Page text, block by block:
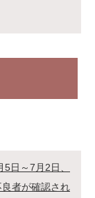
日～7月2日、
者が確認され